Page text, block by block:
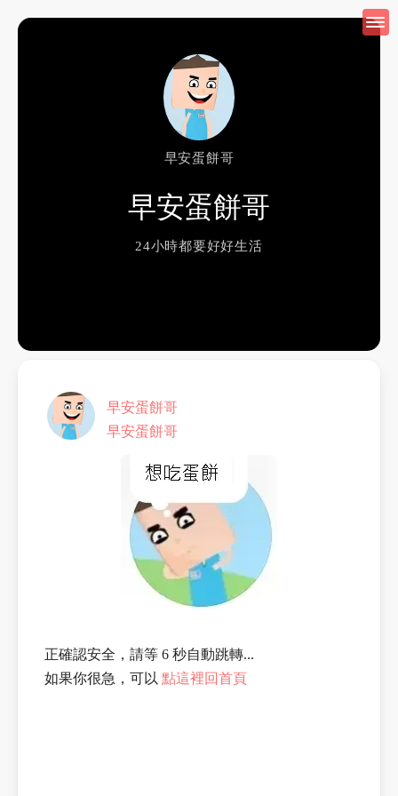
早安蛋餅哥
早安蛋餅哥
24小時都要好好生活
早安蛋餅哥
早安蛋餅哥
正確認安全，請等 6 秒自動跳轉...
如果你很急，可以 點這裡回首頁